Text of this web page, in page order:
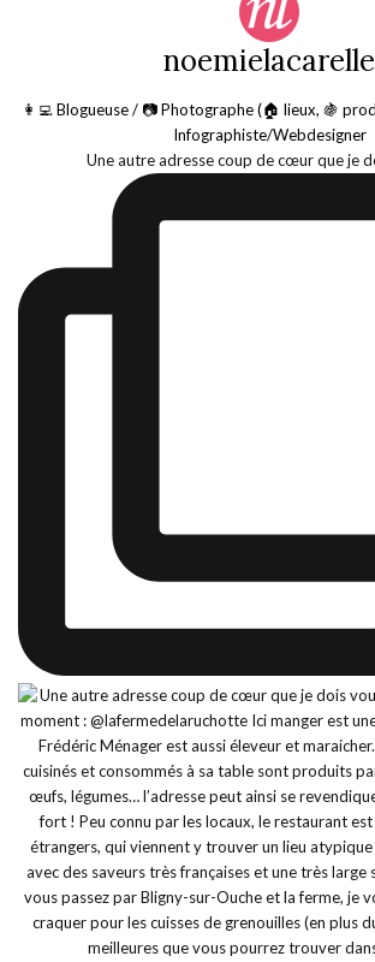
noemielacarelle
👩‍💻 Blogueuse / 📷 Photographe (🏠 lieux, 🍇
Infographiste/Webdesigner
Une autre adresse coup de cœur que je